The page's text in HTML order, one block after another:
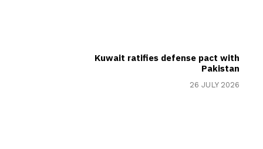
Kuwait ratifies defense pact with
Pakistan
26 JULY 2026